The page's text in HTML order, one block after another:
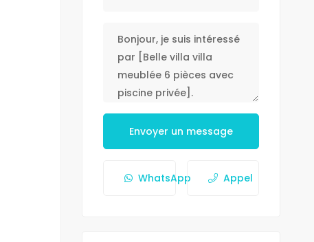
Envoyer un message
WhatsApp Appel